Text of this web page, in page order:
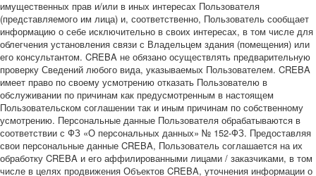
имущественных прав и/или в иных интересах Пользователя
(представляемого им лица) и, соответственно, Пользователь сообщает
информацию о себе исключительно в своих интересах, в том числе для
облегчения установления связи с Владельцем здания (помещения) или
его консультантом. CREBA не обязано осуществлять предварительную
проверку Сведений любого вида, указываемых Пользователем. CREBA
имеет право по своему усмотрению отказать Пользователю в
обслуживании по причинам как предусмотренным в настоящем
Пользовательском соглашении так и иным причинам по собственному
усмотрению. Персональные данные Пользователя обрабатываются в
соответствии с ФЗ «О персональных данных» № 152-ФЗ. Предоставляя
свои персональные данные CREBA, Пользователь соглашается на их
обработку CREBA и его аффилированными лицами / заказчиками, в том
числе в целях продвижения Объектов CREBA, уточнения информации о